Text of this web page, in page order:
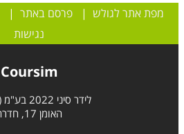
מפת אתר לגולש |פרסם באתר |
נגישות
Coursim
לידר סיני 2022 בע"מ (קורסים)
האומן 17, חדרה